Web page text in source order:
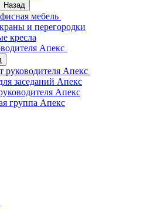
Назад
мебель
и перегородки
кресла
Апекс
руководителя Апекс
заседаний Апекс
Апекс
группа Апекс